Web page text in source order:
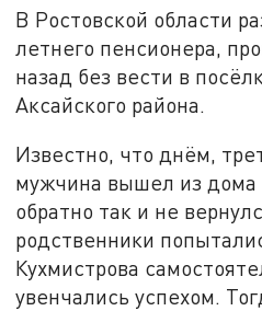
В Ростовской области
летнего пенсионера,
назад без вести в
Аксайского района.
Известно, что днём,
мужчина вышел из дома
обратно так и не
родственники
Кухмистрова
увенчались успехом.